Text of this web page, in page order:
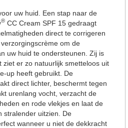
uw huid. Een stap naar de
® CC Cream SPF 15 gedraagt
direct te corrigeren
om de
uw huid te ondersteunen. Zij is
ziet er zo natuurlijk smetteloos uit
up heeft gebruikt. De
direct lichter, beschermt tegen
urenlang vocht, verzacht de
en rode vlekjes en laat de
stralender uitzien. De
wanneer u niet de dekkracht